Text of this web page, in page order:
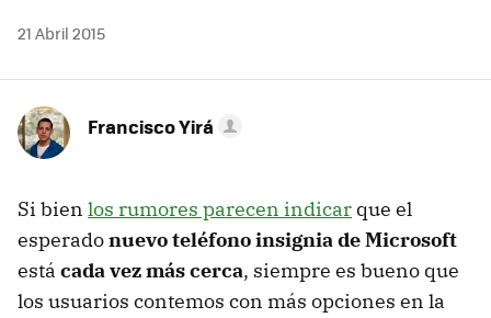
21 Abril 2015
Francisco Yirá
Si bien los rumores parecen indicar que el
esperadonuevo teléfono insignia de Microsoft
está cada vez más cerca, siempre es bueno que
los usuarios contemos con más opciones en la